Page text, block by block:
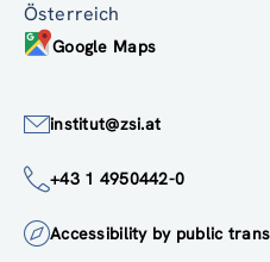
Österreich
Google Maps
institut@zsi.at
+43 1 4950442-0
Accessibility by public